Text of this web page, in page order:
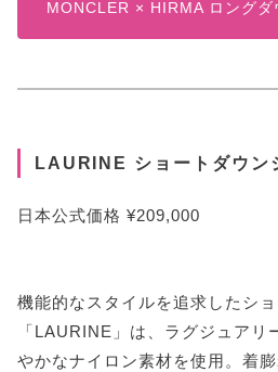
MONCLER × HIRMA ロングダ
LAURINE ショートダウン
日本公式価格 ¥209,000
機能的なスタイルを追求したシ
「LAURINE」は、ラグジュアリ
やかなナイロン素材を使用。着